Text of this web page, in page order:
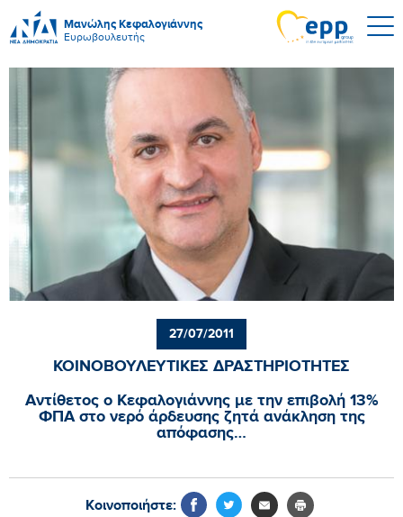
Μανώλης Κεφαλογιάννης
Ευρωβουλευτής
27/07/2011
ΚΟΙΝΟΒΟΥΛΕΥΤΙΚΕΣ ΔΡΑΣΤΗΡΙΟΤΗΤΕΣ
Αντίθετος ο Κεφαλογιάννης με την επιβολή 13%
ΦΠΑ στο νερό άρδευσης ζητά ανάκληση της
απόφασης…
Κοινοποιήστε: